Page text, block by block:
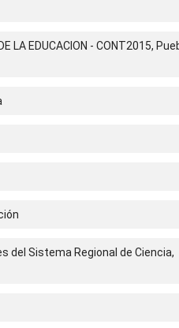
LA EDUCACION - CONT2015,
del Sistema Regional de Ciencia,